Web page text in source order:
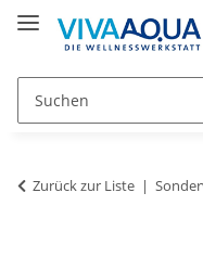
Zurück zur Liste